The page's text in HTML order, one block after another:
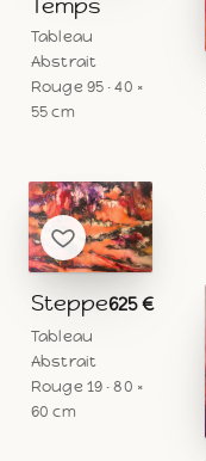
Tableau
Abstrait
Rouge 95 · 40 ×
55 cm
Steppe625 €
Tableau
Abstrait
Rouge 19 · 80 ×
60 cm